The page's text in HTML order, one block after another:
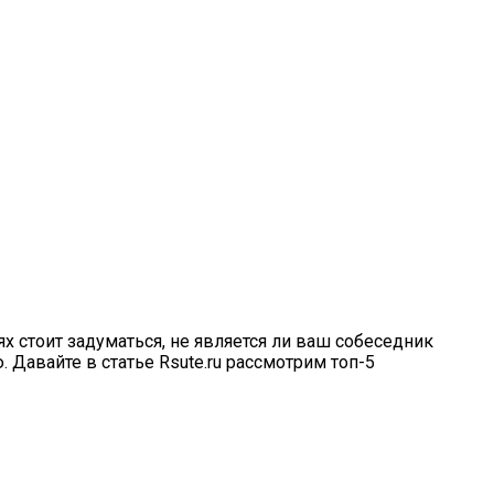
задуматься, не является ли ваш собеседник
в статье Rsute.ru рассмотрим топ-5